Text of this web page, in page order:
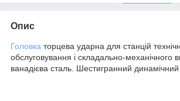
Опис
Головка торцева ударна для станцій
обслуговування і складально-механічного
ванадієва сталь. Шестигранний динамічний